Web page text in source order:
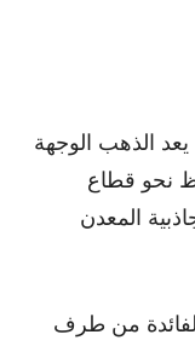
الذهب الوجهة
نحو قطاع
المعدن
من طرف